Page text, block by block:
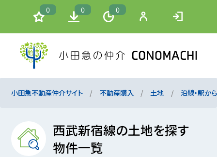
0 0 0
小田急不動産仲介サイト 不動産購入 土地 沿線・駅か
西武新宿線の土地を探す
物件一覧